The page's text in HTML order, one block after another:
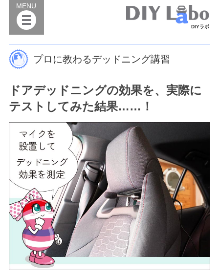
DIYラボ
MENU
プロに教わるデッドニング講習
ドアデッドニングの効果を、実際に
テストしてみた結果……！